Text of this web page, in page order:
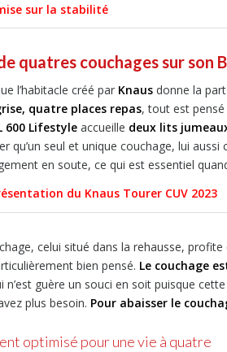
sur la stabilité
quatres couchages sur son
l’habitacle créé par Knaus donne la
quatre places repas, tout est pensé
600 Lifestyle accueille deux lits
qu’un seul et unique couchage, lui
en soute, ce qui est essentiel
du Knaus Tourer CUV 2023
celui situé dans la rehausse,
bien pensé. Le couchage
n’est guère un souci en soit puisque
plus besoin. Pour abaisser le
optimisé pour une vie à quatre